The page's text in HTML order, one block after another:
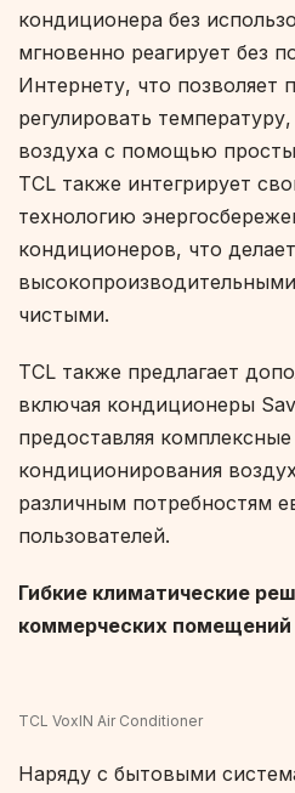
кондиционера без
мгновенно реагирует без
Интернету, что позволяет
регулировать
воздуха с помощью
TCL также интегрирует
технологию
кондиционеров, что
чистыми.
TCL также предлагает
включая кондиционеры
предоставляя
кондиционирования
различным потребностям
пользователей.
Гибкие климатические
коммерческих помещений
TCL VoxIN Air Conditioner
Наряду с бытовыми